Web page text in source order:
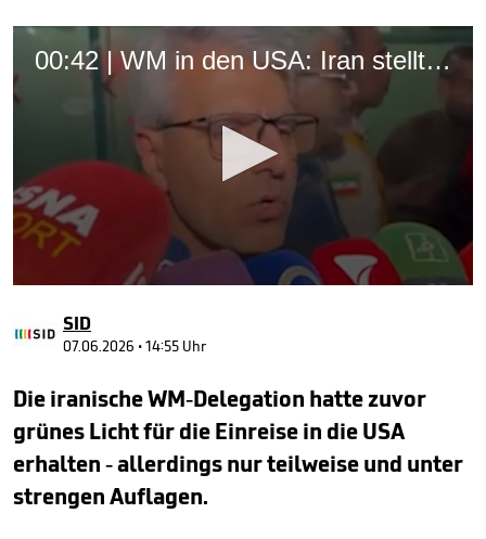
00:42 | WM in den USA: Iran stellt Forderungen an FIFA
of
42
SID
07.06.2026 • 14:55 Uhr
Die iranische WM-Delegation hatte zuvor
grünes Licht für die Einreise in die USA
erhalten - allerdings nur teilweise und unter
strengen Auflagen.